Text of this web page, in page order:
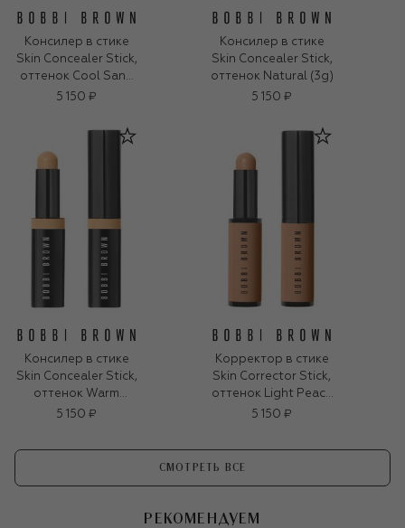
Консилер в стике
Skin Concealer Stick,
оттенок Cool Sand
(3g)
5 150 ₽
Консилер в стике
Skin Concealer Stick,
оттенок Natural (3g)
5 150 ₽
Консилер в стике
Skin Concealer Stick,
оттенок Warm
Natural (3g)
5 150 ₽
Корректор в стике
Skin Corrector Stick,
оттенок Light Peach
(3g)
5 150 ₽
СМОТРЕТЬ ВСЕ
РЕКОМЕНДУЕМ